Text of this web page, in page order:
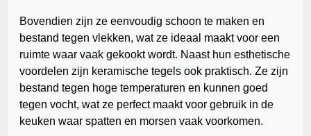
Bovendien zijn ze eenvoudig schoon te maken en
bestand tegen vlekken, wat ze ideaal maakt voor een
ruimte waar vaak gekookt wordt. Naast hun esthetische
voordelen zijn keramische tegels ook praktisch. Ze zijn
bestand tegen hoge temperaturen en kunnen goed
tegen vocht, wat ze perfect maakt voor gebruik in de
keuken waar spatten en morsen vaak voorkomen.